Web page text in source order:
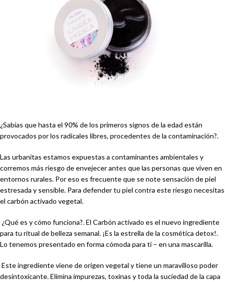
¿Sabías que hasta el 90% de los primeros signos de la edad están
provocados por los radicales libres, procedentes de la contaminación?.
Las urbanitas estamos expuestas a contaminantes ambientales y
corremos más riesgo de envejecer antes que las personas que viven en
entornos rurales. Por eso es frecuente que se note sensación de piel
estresada y sensible. Para defender tu piel contra este riesgo necesitas
el carbón activado vegetal.
¿Qué es y cómo funciona?. El Carbón activado es el nuevo ingrediente
para tu ritual de belleza semanal. ¡Es la estrella de la cosmética detox!.
Lo tenemos presentado en forma cómoda para ti – en una mascarilla.
Este ingrediente viene de origen vegetal y tiene un maravilloso poder
desintoxicante. Elimina impurezas, toxinas y toda la suciedad de la capa